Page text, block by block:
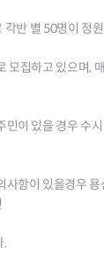
반 별 50명이 정
모집하고 있으며,
민이 있을 경우 수
사항이 있을경우
.